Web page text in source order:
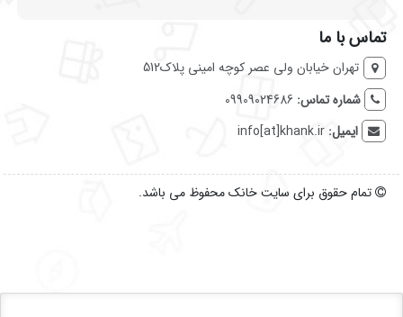
تماس با ما
تهران خیابان ولی عصر کوچه امینی پلاک512
شماره تماس: 09909024686
ایمیل:info[at]khank.ir
تمام حقوق برای سایت خانک محفوظ می باشد.